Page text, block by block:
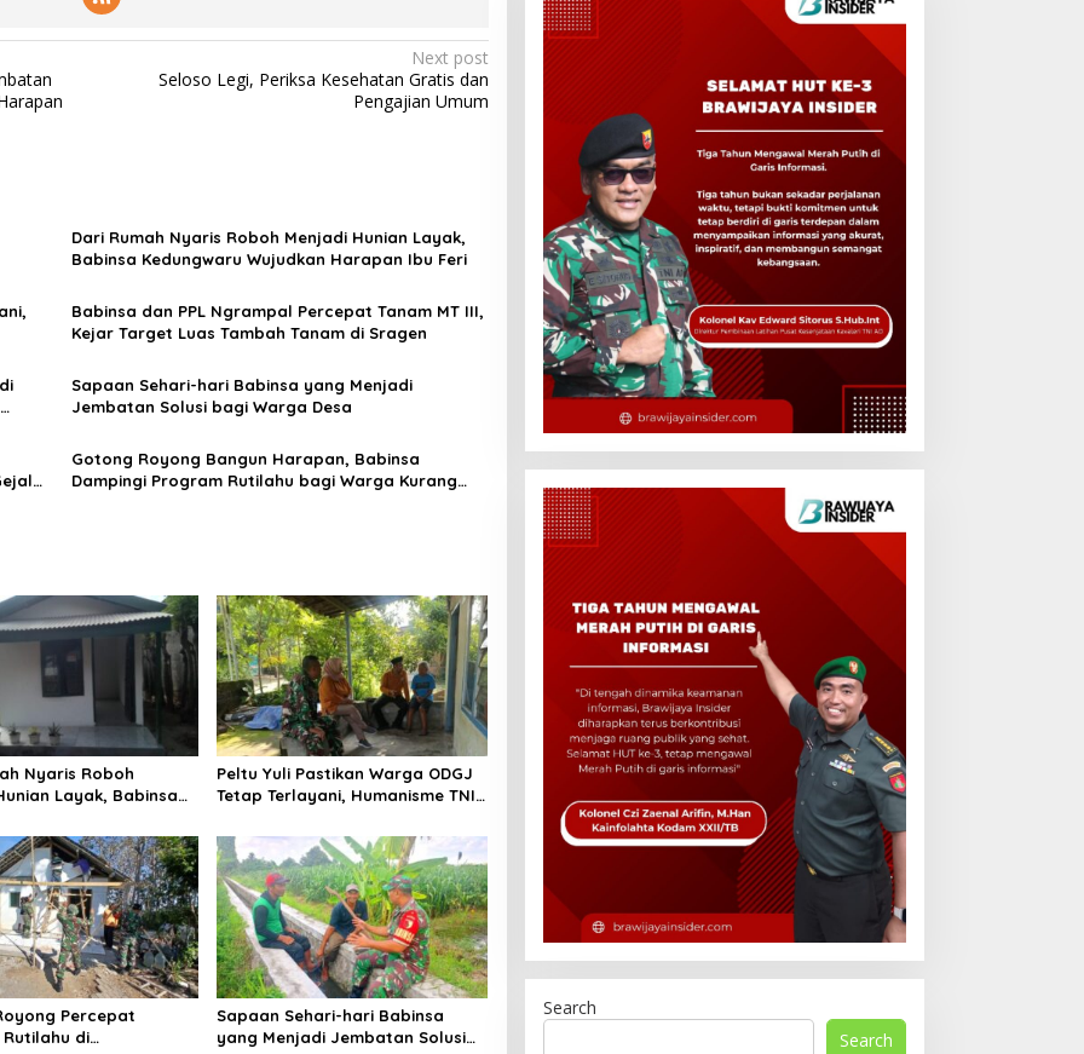
Next post
Seloso Legi, Periksa Kesehatan Gratis dan
Pengajian Umum
Dari Rumah Nyaris Roboh Menjadi Hunian Layak,
Babinsa Kedungwaru Wujudkan Harapan Ibu Feri
Babinsa dan PPL Ngrampal Percepat Tanam MT III,
Kejar Target Luas Tambah Tanam di Sragen
Sapaan Sehari-hari Babinsa yang Menjadi
Jembatan Solusi bagi Warga Desa
Gotong Royong Bangun Harapan, Babinsa
Dampingi Program Rutilahu bagi Warga Kurang
Nyaris Roboh
Layak, Babinsa
Peltu Yuli Pastikan Warga ODGJ
Tetap Terlayani, Humanisme TNI
Percepat
Rutilahu di
Sapaan Sehari-hari Babinsa
yang Menjadi Jembatan Solusi
Search
Search